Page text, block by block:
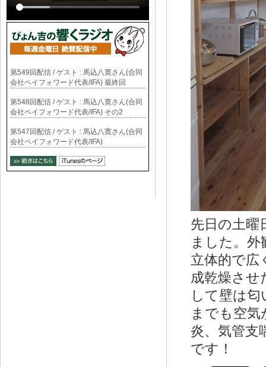
先日の土曜
ました。
立体的で広
成乾燥させ
して壁は
までも空
炎、気管支
です！
第549回配信 / ゲスト : 馬込八寛さん(合同
会社ペイフォワード代表/IFA) 最終回
第548回配信 / ゲスト : 馬込八寛さん(合同
会社ペイフォワード代表/IFA) その2
第547回配信 / ゲスト : 馬込八寛さん(合同
会社ペイフォワード代表/IFA)